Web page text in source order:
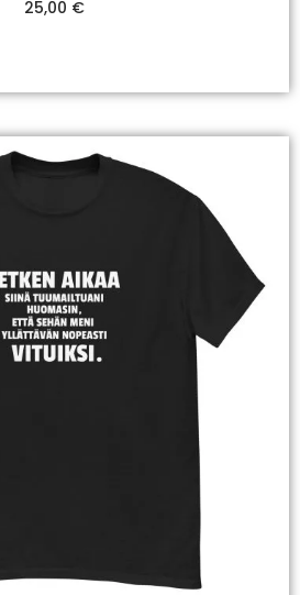
25,00 €